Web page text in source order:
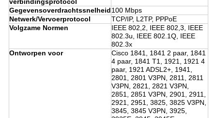
verbindingsprotocol
Gegevensoverdrachtssnelheid100 Mbps
Netwerk/Vervoerprotocol
TCP/IP, L2TP, PPPoE
Volgzame Normen
IEEE 802,2, IEEE 802,3, IEEE
802.3u, IEEE 802.1Q, IEEE
802.3x
Ontworpen voor
Cisco 1841, 1841 2 paar, 1841
4 paar, 1841 T1, 1921, 1921 4
paar, 1921 ADSL2+, 1941,
2801, 2801 V3PN, 2811, 2811
V3PN, 2821, 2821 V3PN,
2851, 2851 V3PN, 2901, 2911,
2921, 2951, 3825, 3825 V3PN,
3845, 3845 V3PN, 3925,